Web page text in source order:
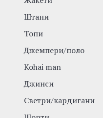
Штани
Топи
Джемпери/поло
Kohai man
Джинси
Светри/кардигани